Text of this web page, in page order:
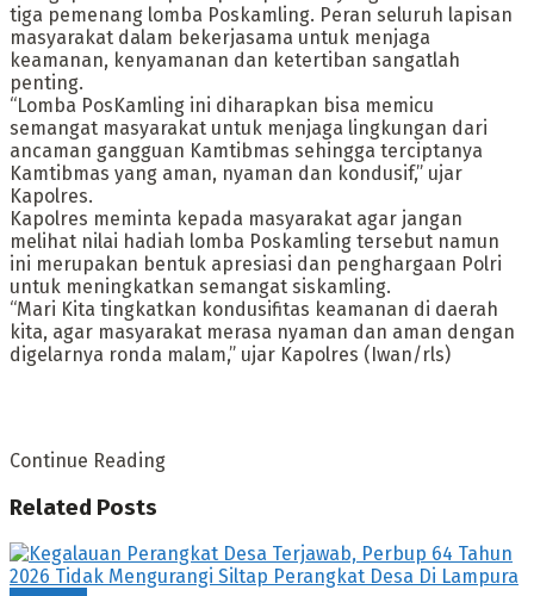
tiga pemenang lomba Poskamling. Peran seluruh lapisan
masyarakat dalam bekerjasama untuk menjaga
keamanan, kenyamanan dan ketertiban sangatlah
penting.
“Lomba PosKamling ini diharapkan bisa memicu
semangat masyarakat untuk menjaga lingkungan dari
ancaman gangguan Kamtibmas sehingga terciptanya
Kamtibmas yang aman, nyaman dan kondusif,” ujar
Kapolres.
Kapolres meminta kepada masyarakat agar jangan
melihat nilai hadiah lomba Poskamling tersebut namun
ini merupakan bentuk apresiasi dan penghargaan Polri
untuk meningkatkan semangat siskamling.
“Mari Kita tingkatkan kondusifitas keamanan di daerah
kita, agar masyarakat merasa nyaman dan aman dengan
digelarnya ronda malam,” ujar Kapolres (Iwan/rls)
Continue Reading
Related Posts